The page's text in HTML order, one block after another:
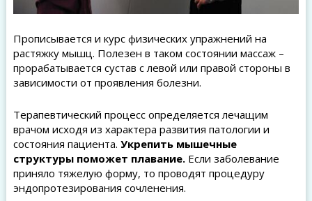
Прописывается и курс физических упражнений на
растяжку мышц. Полезен в таком состоянии массаж –
прорабатывается сустав с левой или правой стороны в
зависимости от проявления болезни.
Терапевтический процесс определяется лечащим
врачом исходя из характера развития патологии и
состояния пациента. Укрепить мышечные
структуры поможет плавание.Если заболевание
приняло тяжелую форму, то проводят процедуру
эндопротезирования сочленения.